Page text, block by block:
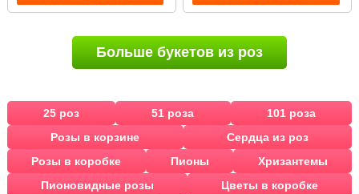
Больше букетов из роз
25 роз 51 роза
101 роза
Розы в корзине
Сердца из роз
Розы в коробке
Пионы
Хризантемы
Пионовидные розы
Цветы в коробке